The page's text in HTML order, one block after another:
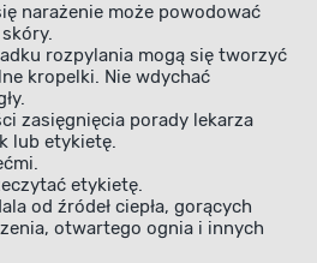
narażenie może powodować
rozpylania mogą się tworzyć
kropelki. Nie wdychać
zasięgnięcia porady lekarza
lub etykietę.
etykietę.
od źródeł ciepła, gorących
otwartego ognia i innych